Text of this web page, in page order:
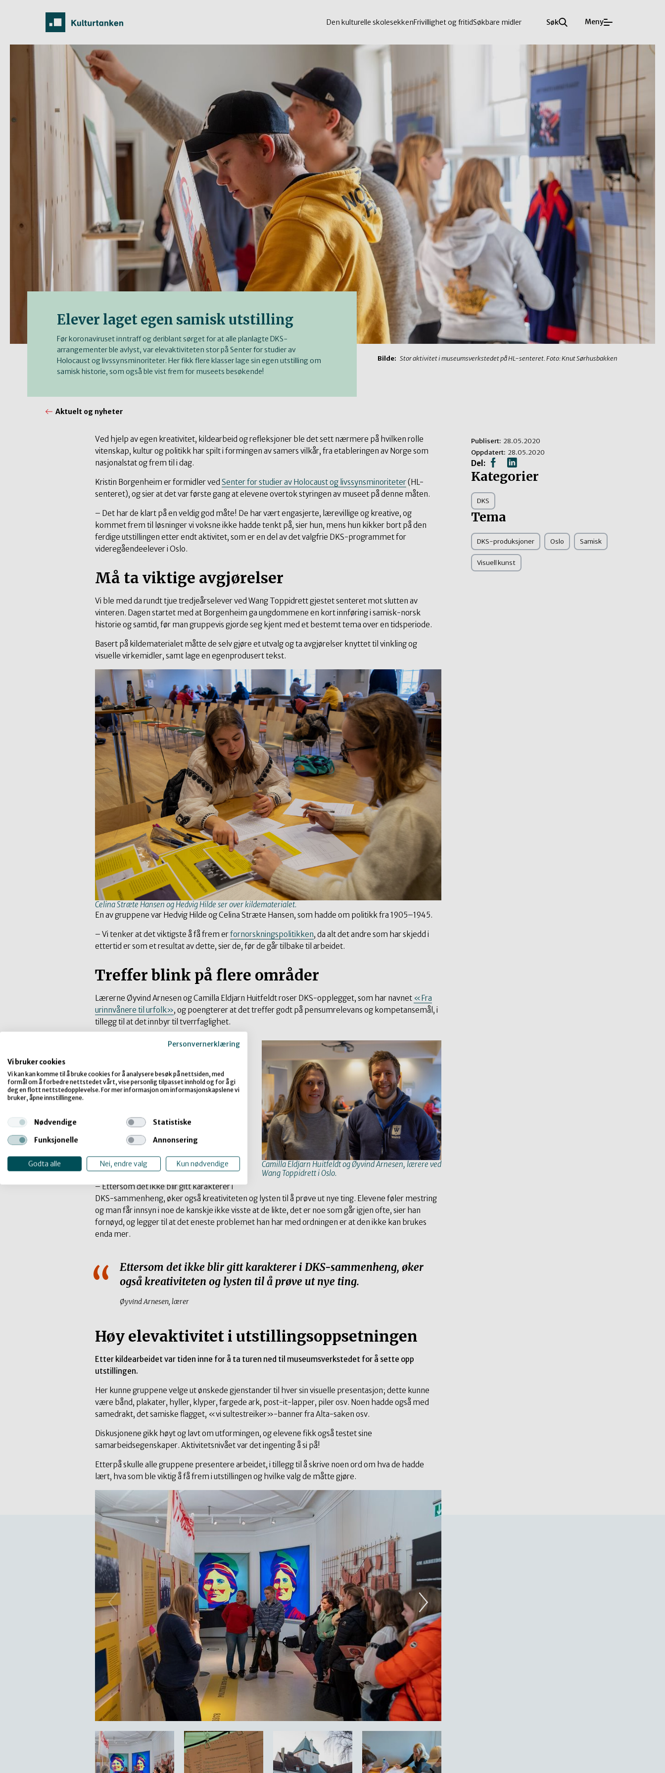
Den kulturelle skolesekkenFrivillighet og fritidSøkbare midler Søk Meny
Elever laget egen samisk utstilling
Før koronaviruset inntraff og deriblant sørget for at alle planlagte DKS-
arrangementer ble avlyst, var elevaktiviteten stor på Senter for studier av
Holocaust og livssynsminoriteter. Her fikk flere klasser lage sin egen utstilling om
samisk historie, som også ble vist frem for museets besøkende!
Bilde: Stor aktivitet i museumsverkstedet på HL-senteret. Foto: Knut Sørhusbakken
Aktuelt og nyheter
Ved hjelp av egen kreativitet, kildearbeid og refleksjoner ble det sett nærmere på hvilken rolle
vitenskap, kultur og politikk har spilt i formingen av samers vilkår, fra etableringen av Norge som
nasjonalstat og frem til i dag.
Kristin Borgenheim er formidler ved Senter for studier av Holocaust og livssynsminoriteter(HL-
senteret), og sier at det var første gang at elevene overtok styringen av museet på denne måten.
– Det har de klart på en veldig god måte! De har vært engasjerte, lærevillige og kreative, og
kommet frem til løsninger vi voksne ikke hadde tenkt på, sier hun, mens hun kikker bort på den
ferdige utstillingen etter endt aktivitet, som er en del av det valgfrie DKS-programmet for
videregåendeelever i Oslo.
Må ta viktige avgjørelser
Vi ble med da rundt tjue tredjeårselever ved Wang Toppidrett gjestet senteret mot slutten av
vinteren. Dagen startet med at Borgenheim ga ungdommene en kort innføring i samisk-norsk
historie og samtid, før man gruppevis gjorde seg kjent med et bestemt tema over en tidsperiode.
Basert på kildematerialet måtte de selv gjøre et utvalg og ta avgjørelser knyttet til vinkling og
visuelle virkemidler, samt lage en egenprodusert tekst.
Celina Stræte Hansen og Hedvig Hilde ser over kildematerialet.
En av gruppene var Hedvig Hilde og Celina Stræte Hansen, som hadde om politikk fra 1905–1945.
– Vi tenker at det viktigste å få frem erfornorskningspolitikken, da alt det andre som har skjedd i
ettertid er som et resultat av dette, sier de, før de går tilbake til arbeidet.
Treffer blink på flere områder
Lærerne Øyvind Arnesen og Camilla Eldjarn Huitfeldt roser DKS-opplegget, som har navnet «Fra
urinnvånere til urfolk», og poengterer at det treffer godt på pensumrelevans og kompetansemål, i
tillegg til at det innbyr til tverrfaglighet.
Camilla Eldjarn Huitfeldt og Øyvind Arnesen, lærere ved
Wang Toppidrett i Oslo.
– Fra en lærers ståsted er det lettere å
enn det som står i læreboken. Man merker
også at dette opplegget er veldig
elevene,sier Arnesen.
Han føler ofte at elevene blir mer
nysgjerrige og frigjorte når de kommer ut
av klasserommet.
– Ettersom det ikke blir gitt karakterer i
DKS-sammenheng, øker også kreativiteten og lysten til å prøve ut nye ting. Elevene føler mestring
og man får innsyn i noe de kanskje ikke visste at de likte, det er noe som går igjen ofte, sier han
fornøyd, og legger til at det eneste problemet han har med ordningen er at den ikke kan brukes
enda mer.
Ettersom det ikke blir gitt karakterer i DKS-sammenheng, øker
også kreativiteten og lysten til å prøve ut nye ting.
Øyvind Arnesen, lærer
Høy elevaktivitet i utstillingsoppsetningen
Etter kildearbeidet var tiden inne for å ta turen ned til museumsverkstedet for å sette opp
utstillingen.
Her kunne gruppene velge ut ønskede gjenstander til hver sin visuelle presentasjon; dette kunne
være bånd, plakater, hyller, klyper, fargede ark, post-it-lapper, piler osv. Noen hadde også med
samedrakt, det samiske flagget, «vi sultestreiker»-banner fra Alta-saken osv.
Diskusjonene gikk høyt og lavt om utformingen, og elevene fikk også testet sine
samarbeidsegenskaper. Aktivitetsnivået var det ingenting å si på!
Etterpå skulle alle gruppene presentere arbeidet, i tillegg til å skrive noen ord om hva de hadde
lært, hva som ble viktig å få frem i utstillingen og hvilke valg de måtte gjøre.
Publisert: 28.05.2020
Oppdatert: 28.05.2020
Del:
Kategorier
DKS
Tema
DKS-produksjoner Oslo Samisk
Visuell kunst
Personvernerklæring
Vi bruker cookies
Vi kan kan komme til å bruke cookies for å analysere besøk på nettsiden, med
formål om å forbedre nettstedet vårt, vise personlig tilpasset innhold og for å gi
deg en flott nettstedopplevelse. For mer informasjon om informasjonskapslene vi
bruker, åpne innstillingene.
Nødvendige
Statistiske
Funksjonelle
Annonsering
Godta alle Nei, endre valg Kun nødvendige